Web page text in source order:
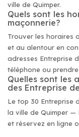
ville de Quimper.
Quels sont les
maçonnerie?
Trouver les horaires
et au alentour en
adresses Entreprise
téléphone ou
Quelles sont les
des Entreprise
Le top 30 Entreprise
la ville de Quimper —
et réservez en ligne